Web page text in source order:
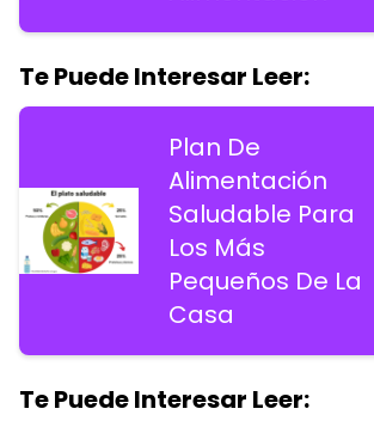
Te Puede Interesar Leer:
Plan De
Alimentación
Saludable Para
Los Más
Pequeños De La
Casa
Te Puede Interesar Leer: